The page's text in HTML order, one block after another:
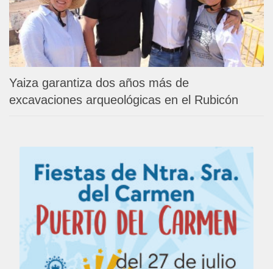
Yaiza garantiza dos años más de
excavaciones arqueológicas en el Rubicón